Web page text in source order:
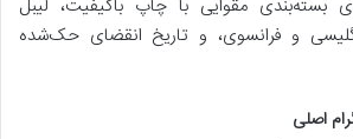
بسته‌بندی مقوایی با چاپ باکیفیت، لیبل
و فرانسوی، و تاریخ انقضای حک‌شده
اصلی